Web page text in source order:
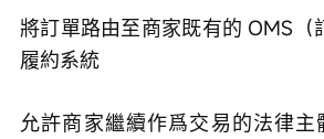
將訂單路由至商家既有的 OMS（
履約系統
允許商家繼續作爲交易的法律